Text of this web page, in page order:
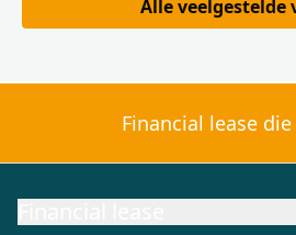
Alle veelgestelde
Financial lease